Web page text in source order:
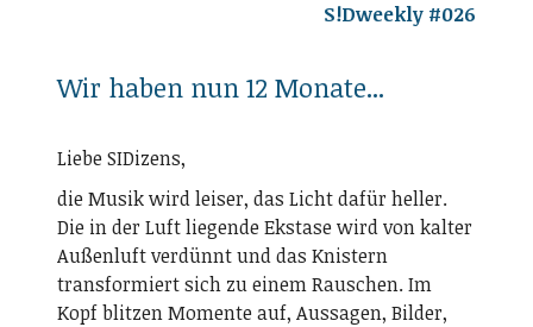
S!Dweekly #026
Wir haben nun 12 Monate...
Liebe SIDizens,
die Musik wird leiser, das Licht dafür heller.
Die in der Luft liegende Ekstase wird von kalter
Außenluft verdünnt und das Knistern
transformiert sich zu einem Rauschen. Im
Kopf blitzen Momente auf, Aussagen, Bilder,